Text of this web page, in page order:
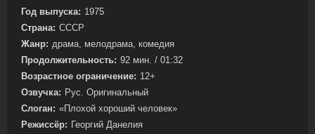
Год выпуска: 1975
Страна: СССР
Жанр: драма, мелодрама, комедия
Продолжительность: 92 мин. / 01:32
Возрастное ограничение: 12+
Озвучка: Рус. Оригинальный
Слоган: «Плохой хороший человек»
Режиссёр: Георгий Данелия